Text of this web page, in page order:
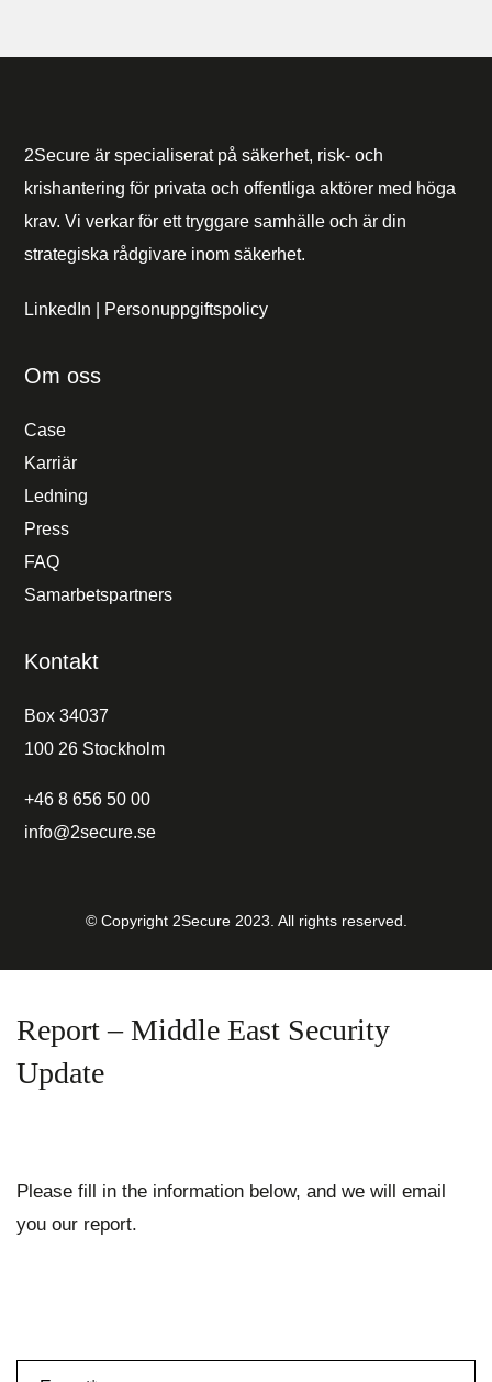
2Secure är specialiserat på säkerhet, risk- och
krishantering för privata och offentliga aktörer med höga
krav. Vi verkar för ett tryggare samhälle och är din
strategiska rådgivare inom säkerhet.
LinkedIn Personuppgiftspolicy
Om oss
Case
Karriär
Ledning
Press
FAQ
Samarbetspartners
Kontakt
Box 34037
100 26 Stockholm
+46 8 656 50 00
info@2secure.se
© Copyright 2Secure 2023. All rights reserved.
Report – Middle East Security
Update
Please fill in the information below, and we will email
you our report.